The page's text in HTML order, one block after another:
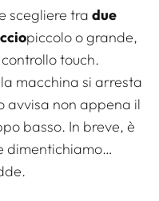
scegliere tra due
piccolo o grande,
touch.
macchina si arresta
avvisa non appena il
basso. In breve, è
dimentichiamo…